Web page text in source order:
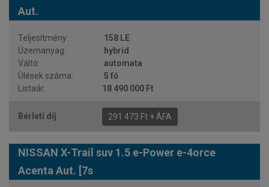
Aut.
158 LE
hybrid
automata
5 fő
18 490 000 Ft
291 473 Ft + ÁFA
NISSAN X-Trail suv 1.5 e-Power e-4orce
Acenta Aut. [7s